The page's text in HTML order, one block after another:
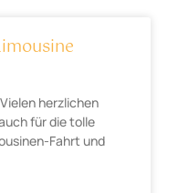
herzlichen
für die tolle
Fahrt und